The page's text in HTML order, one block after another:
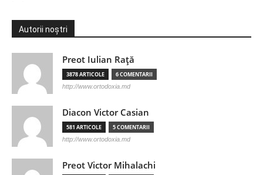
Autorii noștri
Preot Iulian Raţă
3878 ARTICOLE 6 COMENTARII
http://www.ortodoxia.md
Diacon Victor Casian
581 ARTICOLE 5 COMENTARII
http://www.ortodoxia.md
Preot Victor Mihalachi